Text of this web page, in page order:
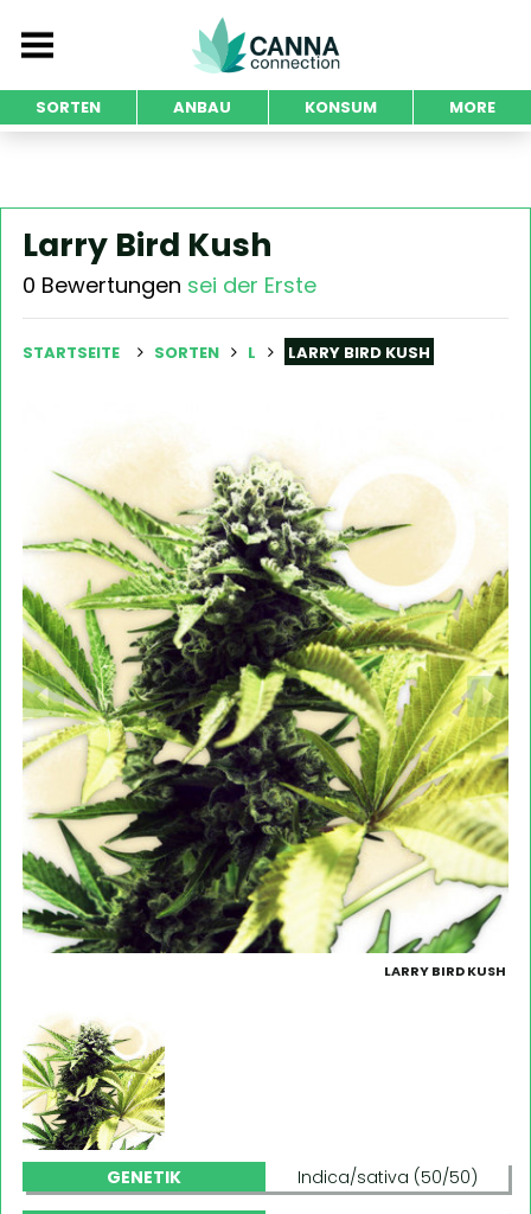
SORTEN ANBAU KONSUM MORE
Larry Bird Kush
0 Bewertungen sei der Erste
STARTSEITE SORTEN L LARRY BIRD KUSH
LARRY BIRD KUSH
GENETIK Indica/sativa (50/50)